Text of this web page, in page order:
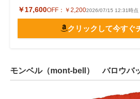
￥17,600OFF： ￥2,2002026/07/15 12:31時点
クリックして今すぐ
モンベル（mont-bell） バロウバ